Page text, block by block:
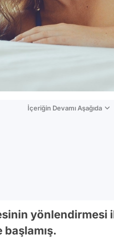
İçeriğin Devamı Aşağıda
yönlendirmesi
başlamış.